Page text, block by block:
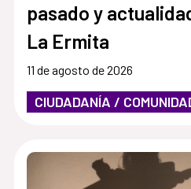
pasado y
La Ermita
11 de agosto de 2026
CIUDADANÍA /